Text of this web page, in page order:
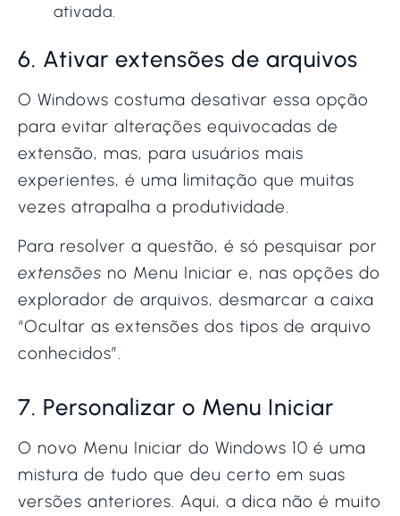
ativada.
6. Ativar extensões de arquivos
O Windows costuma desativar essa opção
para evitar alterações equivocadas de
extensão, mas, para usuários mais
experientes, é uma limitação que muitas
vezes atrapalha a produtividade.
Para resolver a questão, é só pesquisar por
extensões no Menu Iniciar e, nas opções do
explorador de arquivos, desmarcar a caixa
“Ocultar as extensões dos tipos de arquivo
conhecidos”.
7. Personalizar o Menu Iniciar
O novo Menu Iniciar do Windows 10 é uma
mistura de tudo que deu certo em suas
versões anteriores. Aqui, a dica não é muito